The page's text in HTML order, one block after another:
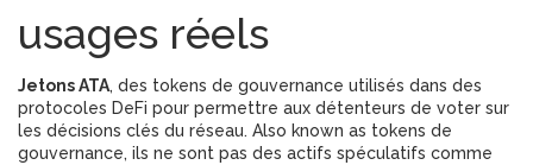
usages réels
Jetons ATA, des tokens de gouvernance utilisés dans des
protocoles DeFi pour permettre aux détenteurs de voter sur
les décisions clés du réseau. Also known as tokens de
gouvernance, ils ne sont pas des actifs spéculatifs comme